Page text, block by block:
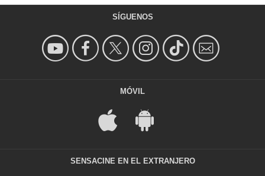
SÍGUENOS
MÓVIL
SENSACINE EN EL EXTRANJERO